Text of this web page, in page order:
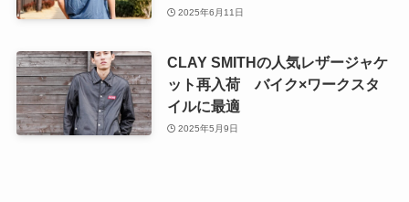
2025年6月11日
CLAY SMITHの人気レザージャケ
ット再入荷 バイク×ワークスタ
イルに最適
2025年5月9日